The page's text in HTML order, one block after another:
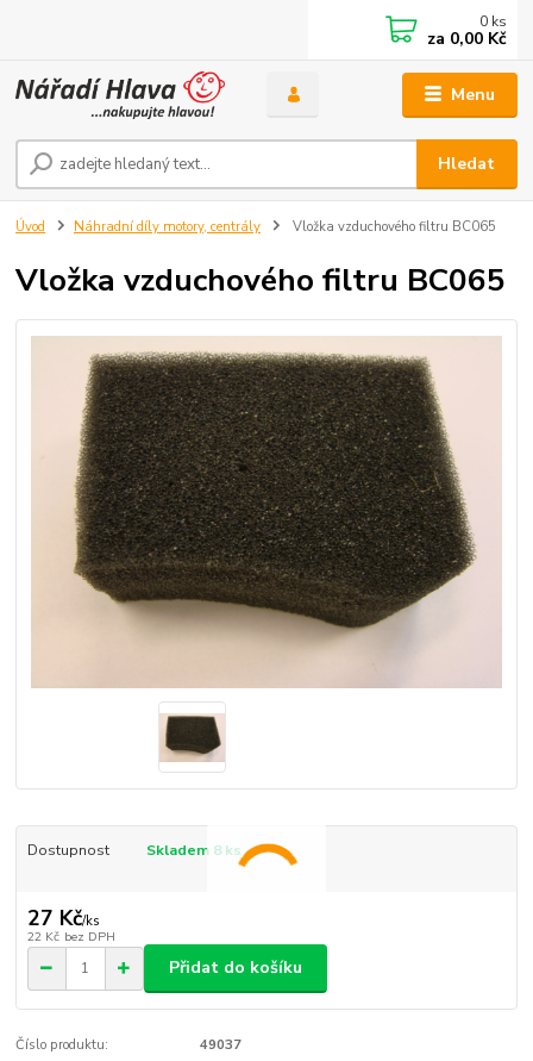
Menu
Hledat
0 ks
za 0,00 Kč
Úvod Náhradní díly motory, centrály Vložka vzduchového filtru BC065
Vložka vzduchového filtru BC065
Dostupnost Skladem 8 ks
27 Kč/ks
22 Kč bez DPH
Přidat do košíku
Číslo produktu: 49037